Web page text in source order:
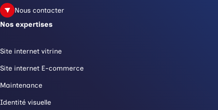
Nous contacter
Nos expertises
Site internet vitrine
Site internet E-commerce
Maintenance
Identité visuelle